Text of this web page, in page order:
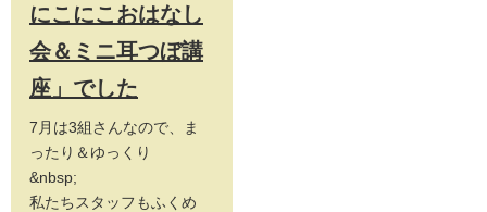
にこにこおはなし
会＆ミニ耳つぼ講
座」でした
7月は3組さんなので、ま
ったり＆ゆっくり
&nbsp;
私たちスタッフもふくめ